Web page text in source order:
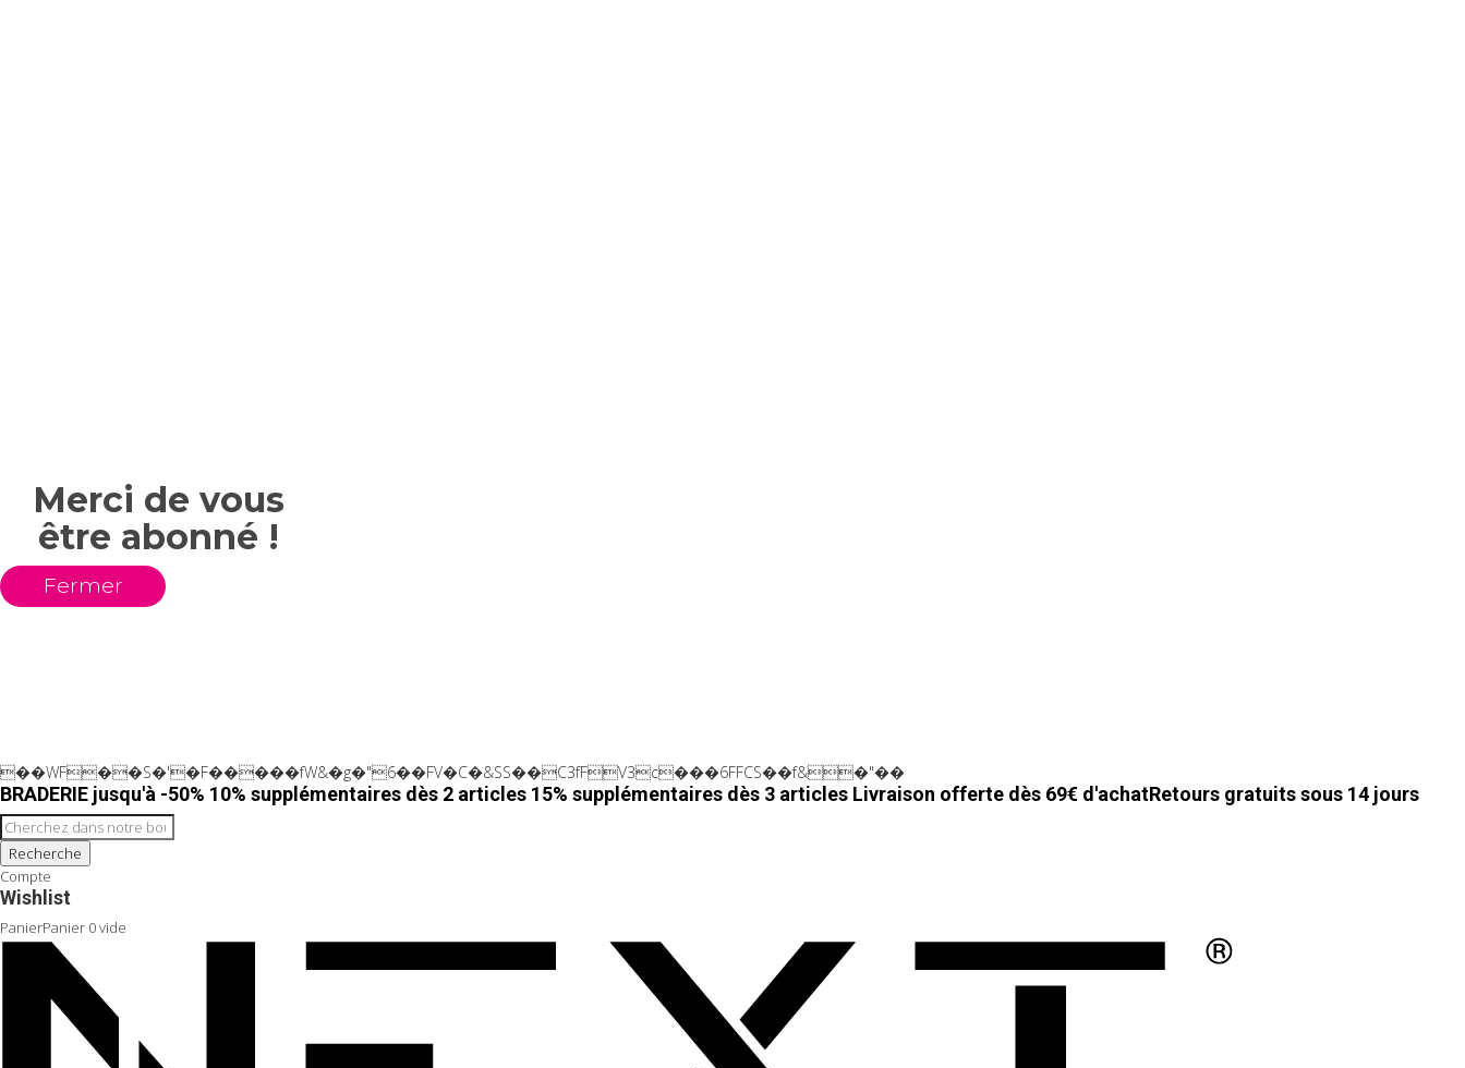
Merci de vous
être abonné !
Fermer
��WF��S�'�F�����fW&�g�"6��FV�C�&SS��C3fFV3c���6FFCS��f&�"��
BRADERIE jusqu'à -50% 10% supplémentaires dès 2 articles 15% supplémentaires dès 3 articles Livraison offerte dès 69€ d'achatRetours gratuits sous 14 jours
Recherche
Compte
Wishlist
PanierPanier 0vide